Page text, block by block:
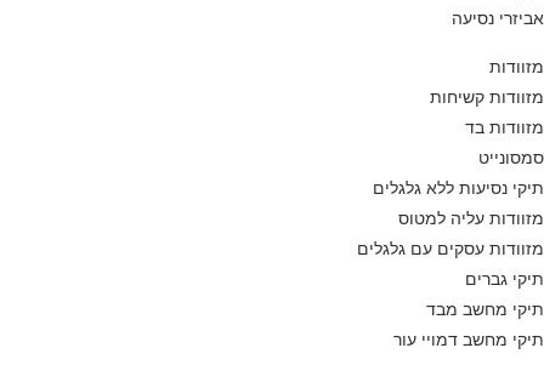
אביזרי נסיעה
מזוודות
מזוודות קשיחות
מזוודות בד
סמסונייט
תיקי נסיעות ללא גלגלים
מזוודות עליה למטוס
מזוודות עסקים עם גלגלים
תיקי גברים
תיקי מחשב מבד
תיקי מחשב דמויי עור